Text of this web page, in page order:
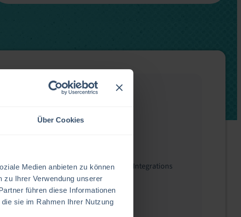
Über Cookies
Medien anbieten zu können
zu Ihrer Verwendung unserer
führen diese Informationen
sie im Rahmen Ihrer Nutzung
Website URL
Integration Type
EV Platform,EV Service Manager Integrations